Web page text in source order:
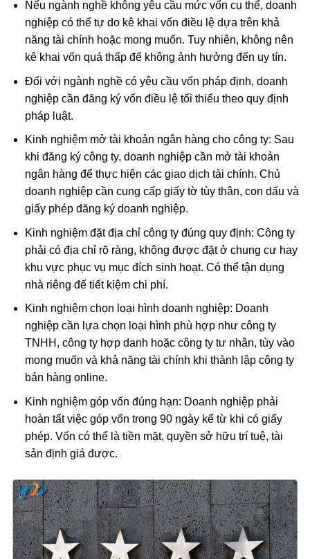
Nếu ngành nghề không yêu cầu mức vốn cụ thể, doanh
nghiệp có thể tự do kê khai vốn điều lệ dựa trên khả
năng tài chính hoặc mong muốn. Tuy nhiên, không nên
kê khai vốn quá thấp để không ảnh hưởng đến uy tín.
Đối với ngành nghề có yêu cầu vốn pháp định, doanh
nghiệp cần đăng ký vốn điều lệ tối thiểu theo quy định
pháp luật.
Kinh nghiệm mở tài khoản ngân hàng cho công ty: Sau
khi đăng ký công ty, doanh nghiệp cần mở tài khoản
ngân hàng để thực hiện các giao dịch tài chính. Chủ
doanh nghiệp cần cung cấp giấy tờ tùy thân, con dấu và
giấy phép đăng ký doanh nghiệp.
Kinh nghiệm đặt địa chỉ công ty đúng quy định: Công ty
phải có địa chỉ rõ ràng, không được đặt ở chung cư hay
khu vực phục vụ mục đích sinh hoạt. Có thể tận dụng
nhà riêng để tiết kiệm chi phí.
Kinh nghiệm chọn loại hình doanh nghiệp: Doanh
nghiệp cần lựa chọn loại hình phù hợp như công ty
TNHH, công ty hợp danh hoặc công ty tư nhân, tùy vào
mong muốn và khả năng tài chính khi thành lập công ty
bán hàng online.
Kinh nghiệm góp vốn đúng hạn: Doanh nghiệp phải
hoàn tất việc góp vốn trong 90 ngày kể từ khi có giấy
phép. Vốn có thể là tiền mặt, quyền sở hữu trí tuệ, tài
sản định giá được.